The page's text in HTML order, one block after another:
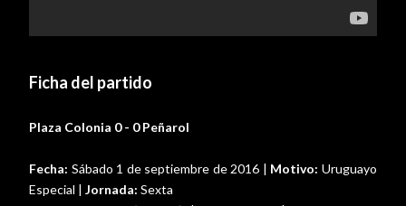
Ficha del partido
Plaza Colonia 0 - 0 Peñarol
Fecha: Sábado 1 de septiembre de 2016 | Motivo: Uruguayo
Especial | Jornada: Sexta